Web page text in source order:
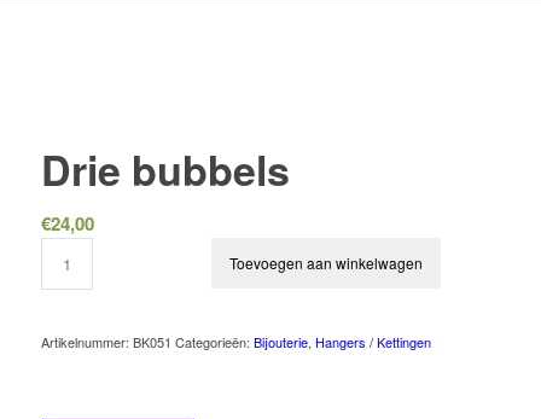
Drie bubbels
€24,00
Toevoegen aan winkelwagen
Artikelnummer: BK051 Categorieën: Bijouterie, Hangers / Kettingen